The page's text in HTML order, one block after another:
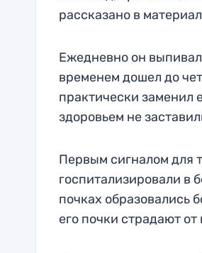
рассказано в
Ежедневно он выпивал
временем дошел до
практически заменил
здоровьем не
Первым сигналом для
госпитализировали в
почках образовались
его почки страдают